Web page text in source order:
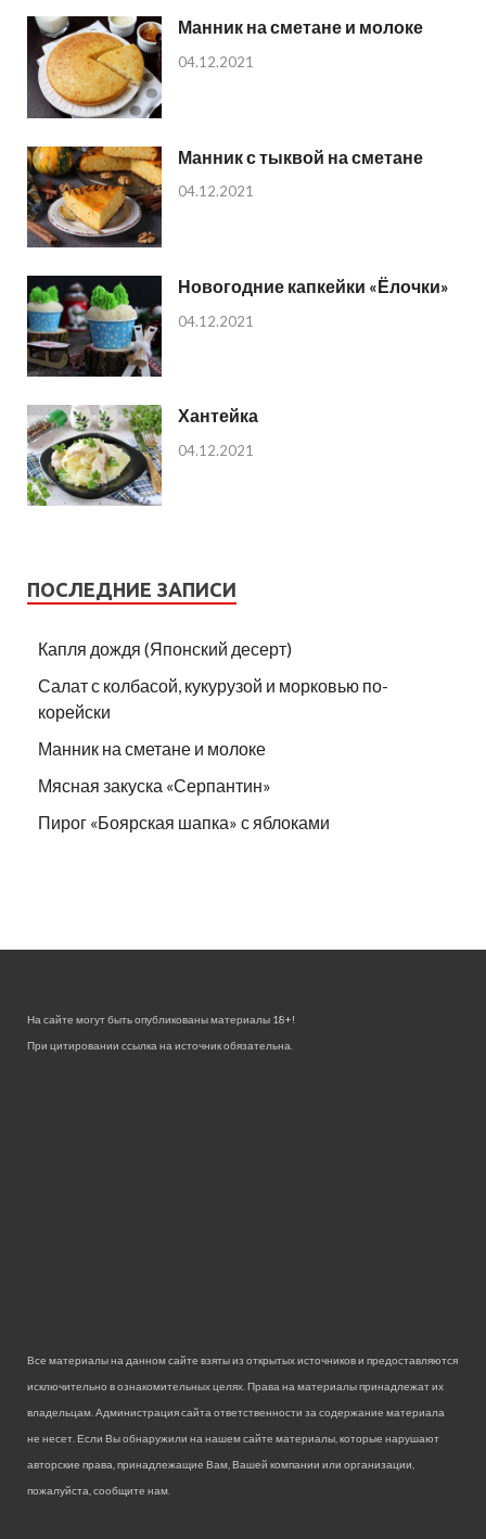
Манник на сметане и молоке
04.12.2021
Манник с тыквой на сметане
04.12.2021
Новогодние капкейки «Ёлочки»
04.12.2021
Хантейка
04.12.2021
ПОСЛЕДНИЕ ЗАПИСИ
Капля дождя (Японский десерт)
Салат с колбасой, кукурузой и морковью по-
корейски
Манник на сметане и молоке
Мясная закуска «Серпантин»
Пирог «Боярская шапка» с яблоками
На сайте могут быть опубликованы материалы 18+!
При цитировании ссылка на источник обязательна.
Все материалы на данном сайте взяты из открытых источников и предоставляются
исключительно в ознакомительных целях. Права на материалы принадлежат их
владельцам. Администрация сайта ответственности за содержание материала
не несет. Если Вы обнаружили на нашем сайте материалы, которые нарушают
авторские права, принадлежащие Вам, Вашей компании или организации,
пожалуйста, сообщите нам.